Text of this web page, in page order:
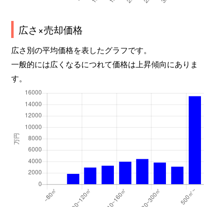
広さ×売却価格
広さ別の平均価格を表したグラフです。
一般的には広くなるにつれて価格は上昇傾向にありま
す。